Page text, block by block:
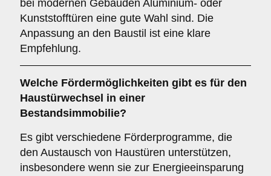
bei modernen Gebäuden Aluminium- oder
Kunststofftüren eine gute Wahl sind. Die
Anpassung an den Baustil ist eine klare
Empfehlung.
Welche Fördermöglichkeiten gibt es für den
Haustürwechsel in einer
Bestandsimmobilie?
Es gibt verschiedene Förderprogramme, die
den Austausch von Haustüren unterstützen,
insbesondere wenn sie zur Energieeinsparung